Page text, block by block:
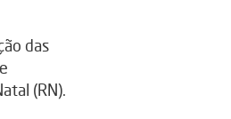
das
(RN).